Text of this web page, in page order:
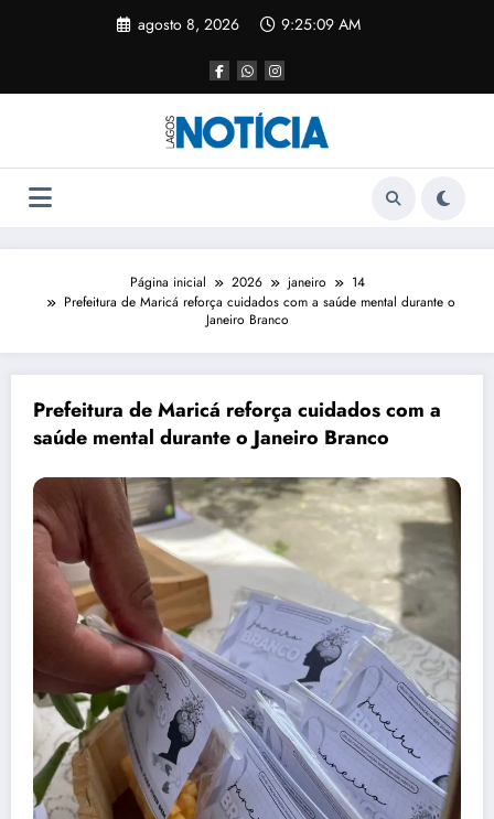
agosto 8, 2026 9:25:09 AM
Página inicial 2026 janeiro
14
Prefeitura de Maricá reforça cuidados com a saúde mental durante o
Janeiro Branco
Prefeitura de Maricá reforça cuidados com a
saúde mental durante o Janeiro Branco